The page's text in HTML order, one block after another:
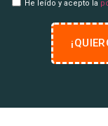
He leído y acepto la